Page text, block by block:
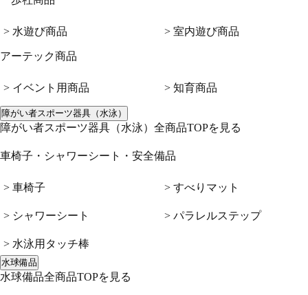
> 水遊び商品 > 室内遊び商品
アーテック商品
> イベント用商品 > 知育商品
障がい者スポーツ器具（水泳）
障がい者スポーツ器具（水泳）全商品TOPを見る
車椅子・シャワーシート・安全備品
> 車椅子
> シャワーシート
> 水泳用タッチ棒
> すべりマット
> パラレルステップ
水球備品
水球備品全商品TOPを見る